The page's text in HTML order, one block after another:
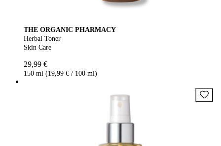
THE ORGANIC PHARMACY
Herbal Toner
Skin Care
29,99 €
150 ml (19,99 € / 100 ml)